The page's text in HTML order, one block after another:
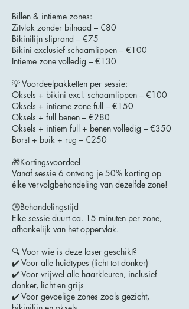
Billen & intieme zones:
Zitvlak zonder bilnaad – €80
Bikinilijn sliprand – €75
Bikini exclusief schaamlippen – €100
Intieme zone volledig – €130
💡 Voordeelpakketten per sessie:
Oksels + bikini excl. schaamlippen – €100
Oksels + intieme zone full – €150
Oksels + full benen – €280
Oksels + intiem full + benen volledig – €350
Borst + buik + rug – €250
🎁Kortingsvoordeel
Vanaf sessie 6 ontvang je 50% korting op
élke vervolgbehandeling van dezelfde zone!
🕒Behandelingstijd
Elke sessie duurt ca. 15 minuten per zone,
afhankelijk van het oppervlak.
🔍 Voor wie is deze laser geschikt?
✔️ Voor alle huidtypes (licht tot donker)
✔️ Voor vrijwel alle haarkleuren, inclusief
donker, licht en grijs
✔️ Voor gevoelige zones zoals gezicht,